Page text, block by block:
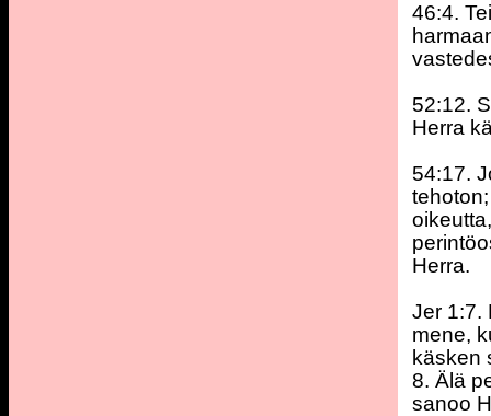
46:4.
52:12.
Herra
54:17.
Herra.
Jer 1:7.
mene,
käsken
8. Älä
sanoo